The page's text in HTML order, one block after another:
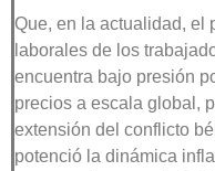
Que, en la actualidad, el
laborales de los
encuentra bajo presión
precios a escala global,
extensión del conflicto
potenció la dinámica